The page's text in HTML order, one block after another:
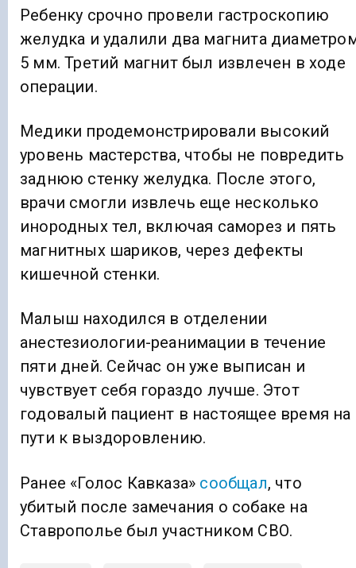
Ребенку срочно провели гастроскопию
желудка и удалили два магнита
5 мм. Третий магнит был извлечен в ходе
операции.
Медики продемонстрировали высокий
уровень мастерства, чтобы не повредить
заднюю стенку желудка. После этого,
врачи смогли извлечь еще несколько
инородных тел, включая саморез и пять
магнитных шариков, через дефекты
кишечной стенки.
Малыш находился в отделении
анестезиологии-реанимации в течение
пяти дней. Сейчас он уже выписан и
чувствует себя гораздо лучше. Этот
годовалый пациент в настоящее время на
пути к выздоровлению.
Ранее «Голос Кавказа» сообщал, что
убитый после замечания о собаке на
Ставрополье был участником СВО.